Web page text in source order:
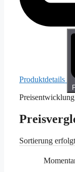
Produktdetails
Preisentwicklung
Sortierung